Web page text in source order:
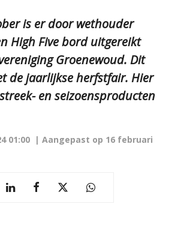
is er door wethouder
High Five bord uitgereikt
Groenewoud. Dit
de jaarlijkse herfstfair. Hier
en seizoensproducten
01:00 | Aangepast op 16 februari